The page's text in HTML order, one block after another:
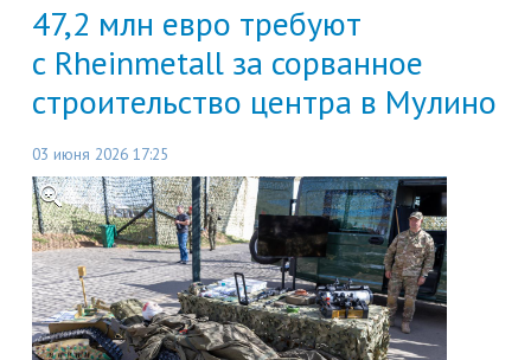
47,2 млн евро требуют
с Rheinmetall за сорванное
строительство центра в Мулино
03 июня 2026 17:25